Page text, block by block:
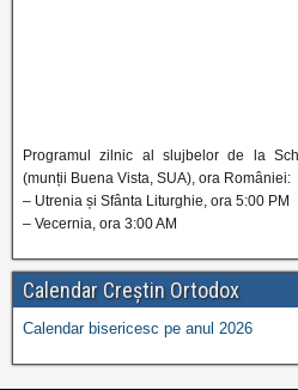
Programul zilnic al slujbelor de la
(munții Buena Vista, SUA), ora României:
– Utrenia și Sfânta Liturghie, ora 5:00 PM
– Vecernia, ora 3:00 AM
Calendar Creștin Ortodox
Calendar bisericesc pe anul 2026